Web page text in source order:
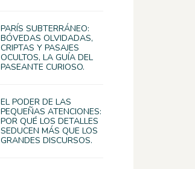
PARÍS SUBTERRÁNEO:
BÓVEDAS OLVIDADAS,
CRIPTAS Y PASAJES
OCULTOS, LA GUÍA DEL
PASEANTE CURIOSO.
EL PODER DE LAS
PEQUEÑAS ATENCIONES:
POR QUÉ LOS DETALLES
SEDUCEN MÁS QUE LOS
GRANDES DISCURSOS.